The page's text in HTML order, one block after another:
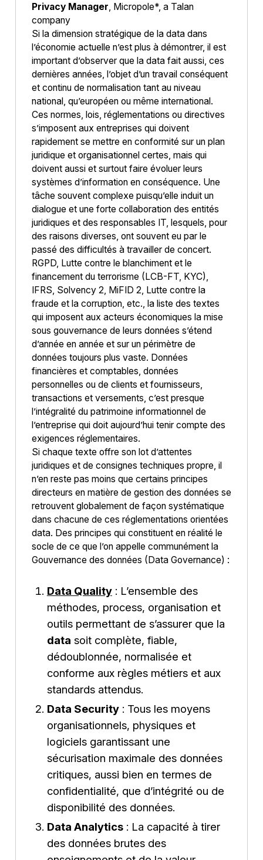
Privacy Manager, Micropole*, a Talan
company
Si la dimension stratégique de la data dans
l’économie actuelle n’est plus à démontrer, il est
important d’observer que la data fait aussi, ces
dernières années, l’objet d’un travail conséquent
et continu de normalisation tant au niveau
national, qu’européen ou même international.
Ces normes, lois, réglementations ou directives
s’imposent aux entreprises qui doivent
rapidement se mettre en conformité sur un plan
juridique et organisationnel certes, mais qui
doivent aussi et surtout faire évoluer leurs
systèmes d’information en conséquence. Une
tâche souvent complexe puisqu’elle induit un
dialogue et une forte collaboration des entités
juridiques et des responsables IT, lesquels, pour
des raisons diverses, ont souvent eu par le
passé des difficultés à travailler de concert.
RGPD, Lutte contre le blanchiment et le
financement du terrorisme (LCB-FT, KYC),
IFRS, Solvency 2, MiFID 2, Lutte contre la
fraude et la corruption, etc., la liste des textes
qui imposent aux acteurs économiques la mise
sous gouvernance de leurs données s’étend
d’année en année et sur un périmètre de
données toujours plus vaste. Données
financières et comptables, données
personnelles ou de clients et fournisseurs,
transactions et versements, c’est presque
l’intégralité du patrimoine informationnel de
l’entreprise qui doit aujourd’hui tenir compte des
exigences réglementaires.
Si chaque texte offre son lot d’attentes
juridiques et de consignes techniques propre, il
n’en reste pas moins que certains principes
directeurs en matière de gestion des données se
retrouvent globalement de façon systématique
dans chacune de ces réglementations orientées
data. Des principes qui constituent en réalité le
socle de ce que l’on appelle communément la
Gouvernance des données (Data Governance) :
Data Quality: L’ensemble des
méthodes, process, organisation et
outils permettant de s’assurer que la
data soit complète, fiable,
dédoublonnée, normalisée et
conforme aux règles métiers et aux
standards attendus.
Data Security: Tous les moyens
organisationnels, physiques et
logiciels garantissant une
sécurisation maximale des données
critiques, aussi bien en termes de
confidentialité, que d’intégrité ou de
disponibilité des données.
Data Analytics: La capacité à tirer
des données brutes des